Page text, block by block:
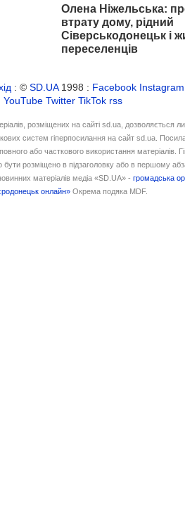
Олена Ніжельська:
втрату дому, рідний
Сіверськодонецьк і
переселенців
: ©SD.UA1998 : Facebook Instagram
YouTube Twitter TikTok rss
розміщених на сайті sd.ua, дозволяється
систем гіперпосилання на сайт sd.ua.
або часткового використання матеріалів.
бути розміщено в підзаголовку або в першому
матеріалів медіа «SD.UA» -громадська
онлайн» Окрема подяка MDF.